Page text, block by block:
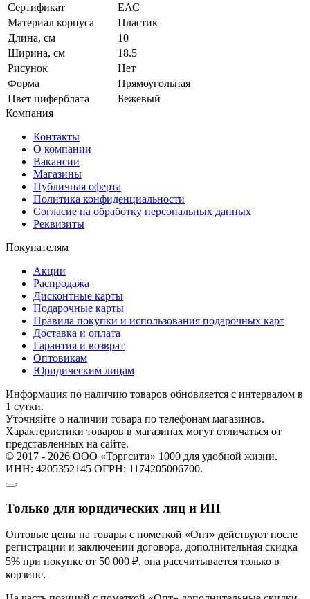
Сертификат
ЕАС
Материал корпуса
Пластик
Длина, см
10
Ширина, см
18.5
Рисунок
Нет
Форма
Прямоугольная
Цвет циферблата
Бежевый
Компания
Контакты
О компании
Вакансии
Магазины
Публичная оферта
Политика конфиденциальности
Согласие на обработку персональных данных
Реквизиты
Покупателям
Акции
Распродажа
Дисконтные карты
Подарочные карты
Правила покупки и использования подарочных карт
Доставка и оплата
Гарантия и возврат
Оптовикам
Юридическим лицам
Информация по наличию товаров обновляется с интервалом в
1 сутки.
Уточняйте о наличии товара по телефонам магазинов.
Характеристики товаров в магазинах могут отличаться от
представленных на сайте.
© 2017 - 2026 ООО «Торгсити» 1000 для удобной жизни.
ИНН: 4205352145 ОГРН: 1174205006700.
Только для юридических лиц и ИП
Оптовые цены на товары с пометкой «Опт» действуют после
регистрации и заключении договора, дополнительная скидка
5% при покупке от 50 000 ₽, она рассчитывается только в
корзине.